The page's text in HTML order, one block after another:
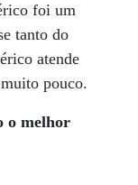
foi um
tanto do
atende
pouco.
o melhor